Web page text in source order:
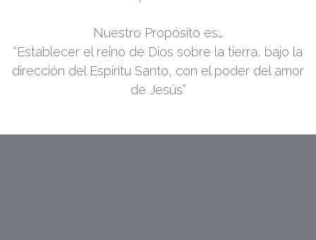
Nuestro Propósito es…
“Establecer el reino de Dios sobre la tierra, bajo la
dirección del Espíritu Santo, con el poder del amor
de Jesús”